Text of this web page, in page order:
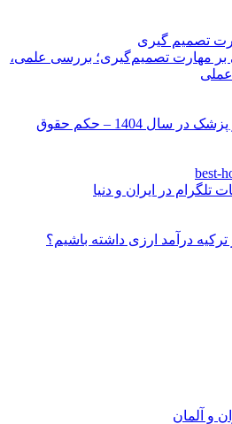
بر مهارت تصمیم‌گیری؛ بررسی علمی،
مقایسه درآمد معلم و پزشک در سال 1404 – حکم حقوق
تلگرام در ایران و دنیا
درآمد ارزی داشته باشیم؟
و آلمان